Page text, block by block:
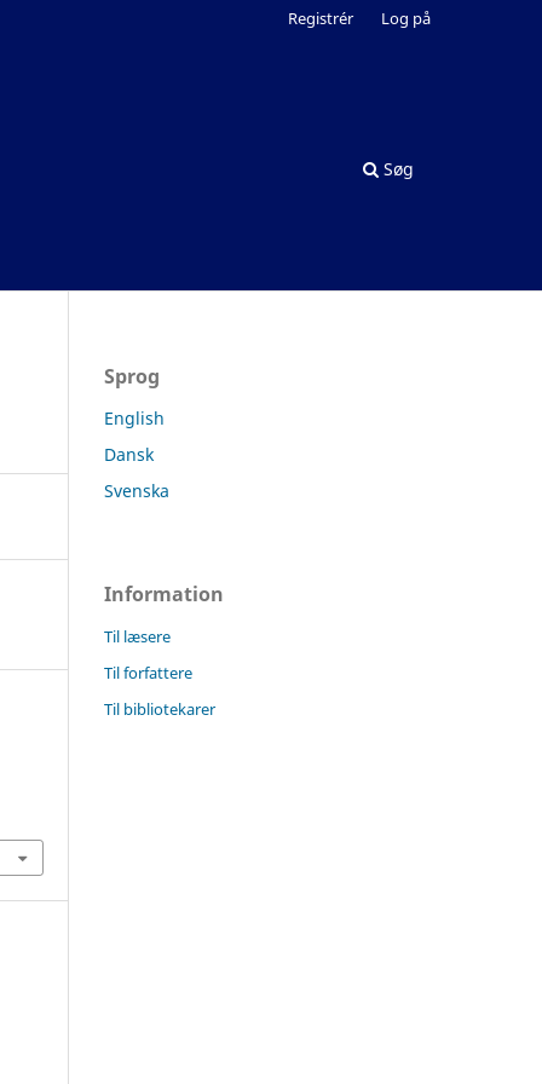
Søg
Registrér Log på
Sprog
English
Dansk
Svenska
Information
Til læsere
Til forfattere
Til bibliotekarer